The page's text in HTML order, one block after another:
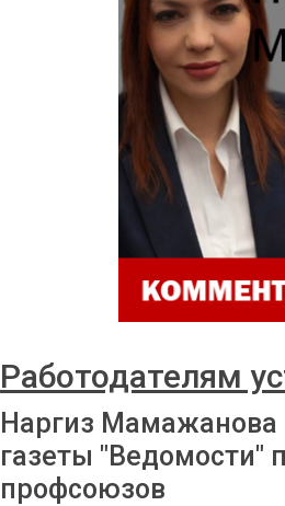
Работодателям
Наргиз Мамажанова
газеты "Ведомости"
профсоюзов